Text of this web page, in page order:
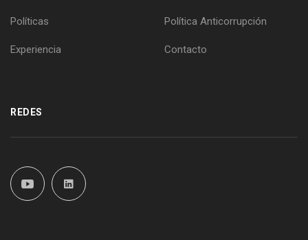
Políticas Política Anticorrupción
Experiencia Contacto
REDES